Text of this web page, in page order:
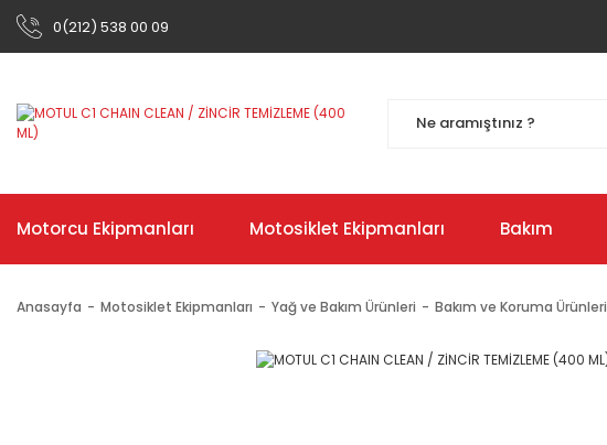
0(212) 538 00 09
Motorcu Ekipmanları Motosiklet Ekipmanları Bakım
Anasayfa Motosiklet Ekipmanları Yağ ve Bakım Ürünleri Bakım ve Koruma Ürünleri